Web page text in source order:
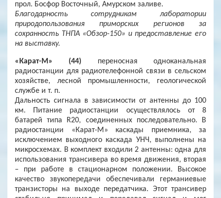
прол. Босфор Восточный, Амурском заливе.
Благодарность сотрудникам лаборатории
природопользования приморских регионов за
сохранность ТНПА «Обзор-150» и предоставление его
на выставку.
«Карат-М» (44) переносная одноканальная
радиостанции для радиотелефонной связи в сельском
хозяйстве, лесной промышленности, геологической
службе и т. п.
Дальность сигнала в зависимости от антенны до 100
км. Питание радиостанции осуществлялось от 8
батарей типа R20, соединенных последовательно. В
радиостанции «Карат-М» каскады приемника, за
исключением выходного каскада УНЧ, выполнены на
микросхемах. В комплект входили 2 антенны: одна для
использования трансивера во время движения, вторая
– при работе в стационарном положении. Высокое
качество звукопередачи обеспечивали германиевые
транзисторы на выходе передатчика. Этот трансивер